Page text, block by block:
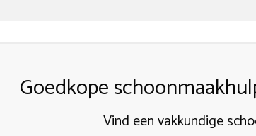
Goedkope
Vind een vakkundige